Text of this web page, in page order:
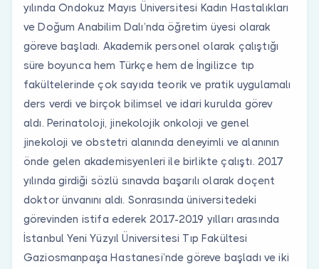
yılında Ondokuz Mayıs Üniversitesi Kadın Hastalıkları
ve Doğum Anabilim Dalı’nda öğretim üyesi olarak
göreve başladı. Akademik personel olarak çalıştığı
süre boyunca hem Türkçe hem de İngilizce tıp
fakültelerinde çok sayıda teorik ve pratik uygulamalı
ders verdi ve birçok bilimsel ve idari kurulda görev
aldı. Perinatoloji, jinekolojik onkoloji ve genel
jinekoloji ve obstetri alanında deneyimli ve alanının
önde gelen akademisyenleri ile birlikte çalıştı. 2017
yılında girdiği sözlü sınavda başarılı olarak doçent
doktor ünvanını aldı. Sonrasında üniversitedeki
görevinden istifa ederek 2017-2019 yılları arasında
İstanbul Yeni Yüzyıl Üniversitesi Tıp Fakültesi
Gaziosmanpaşa Hastanesi’nde göreve başladı ve iki